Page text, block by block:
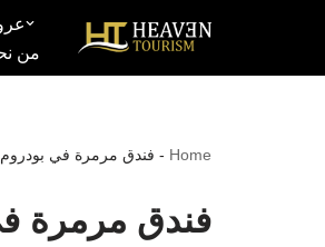
من
Home
- فندق مرمرة في بودروم
فندق مرمرة